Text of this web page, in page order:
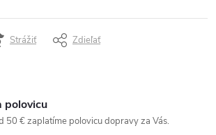
Strážiť Zdieľať
polovicu
50 € zaplatíme polovicu dopravy za Vás.